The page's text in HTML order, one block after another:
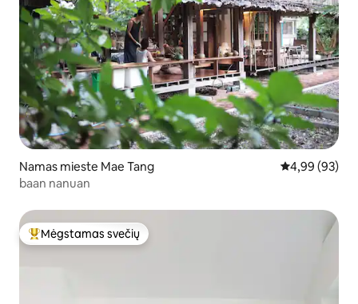
Namas mieste Mae Tang Vidutinis
4,99 (93)
baan nanuan
Svečių mėgstamiausias
Mėgstamas svečių